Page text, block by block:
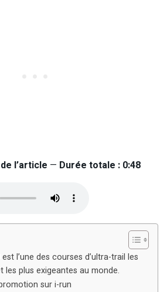
l’article — Durée totale : 0:48
l’une des courses d’ultra-trail les
les plus exigeantes au monde.
sur i-run